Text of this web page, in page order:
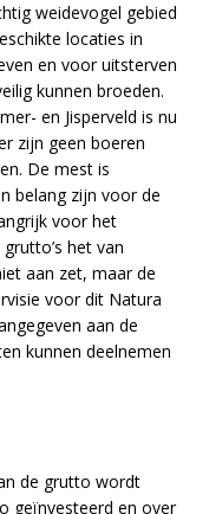
weidevogel gebied
locaties in
en voor uitsterven
kunnen broeden.
en Jisperveld is nu
zijn geen boeren
De mest is
belang zijn voor de
voor het
het van
aan zet, maar de
voor dit Natura
aan de
kunnen deelnemen
de grutto wordt
geïnvesteerd en over